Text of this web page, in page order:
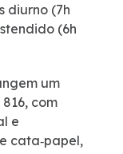
diurno (7h
(6h
um
com
e
cata‑papel,